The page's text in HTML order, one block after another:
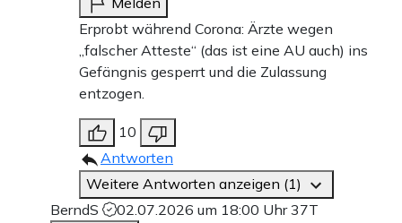
Erprobt während Corona: Ärzte wegen
„falscher Atteste“ (das ist eine AU auch) ins
Gefängnis gesperrt und die Zulassung
entzogen.
10
Antworten
Weitere Antworten anzeigen (1)
BerndS
02.07.2026 um 18:00 Uhr37T